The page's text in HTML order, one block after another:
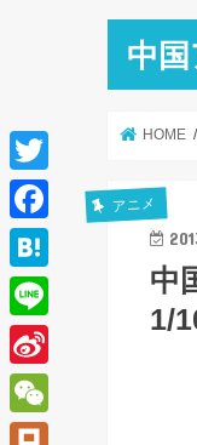
中
HOME
アニメ
中
1/
T
w
i
t
e
r
F
a
c
e
b
o
H
a
t
e
L
i
n
S
iW